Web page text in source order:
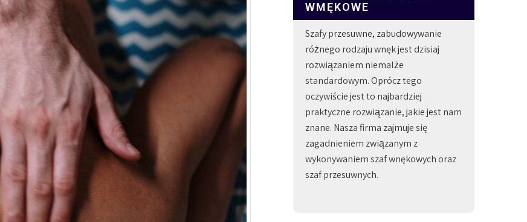
WMĘKOWE
Szafy przesuwne, zabudowywanie
różnego rodzaju wnęk jest dzisiaj
rozwiązaniem niemalże
standardowym. Oprócz tego
oczywiście jest to najbardziej
praktyczne rozwiązanie, jakie jest nam
znane. Nasza firma zajmuje się
zagadnieniem związanym z
wykonywaniem szaf wnękowych oraz
szaf przesuwnych.